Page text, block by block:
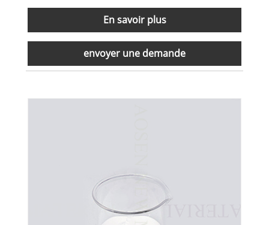
En savoir plus
envoyer une demande